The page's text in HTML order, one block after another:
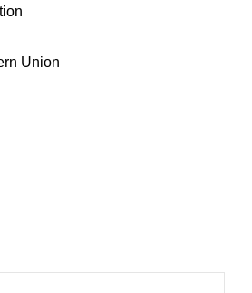
Union